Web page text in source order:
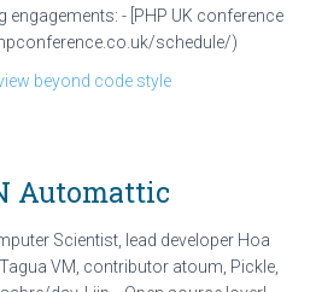
engagements: - [PHP UK conference
schedule/)
beyond code style
Automattic
Scientist, lead developer Hoa
VM, contributor atoum, Pickle,